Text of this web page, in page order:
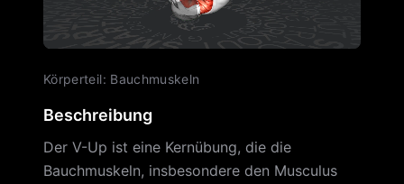
Körperteil: Bauchmuskeln
Beschreibung
Der V-Up ist eine Kernübung, die die
Bauchmuskeln, insbesondere den Musculus